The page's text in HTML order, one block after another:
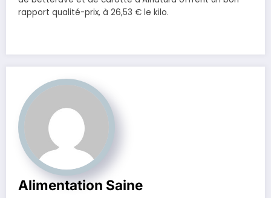
rapport qualité-prix, à 26,53 € le kilo.
Alimentation Saine